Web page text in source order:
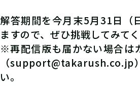
解答期間を今月末5月31日（
ますので、ぜひ挑戦してみてく
※再配信版も届かない場合は
（support@takarush.co.jp
い。